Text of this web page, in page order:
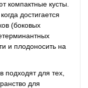
компактные кусты.
достигается
(боковых
и плодоносить на
подходят для тех,
для